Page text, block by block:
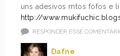
uns adesivos mtos fofos e
http://
RESPONDER ESSE
Dafne